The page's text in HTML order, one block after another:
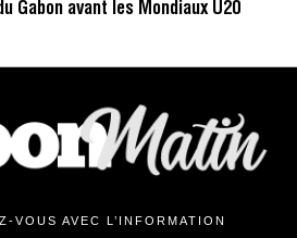
Gabon avant les Mondiaux U20
VOUS AVEC L’INFORMATION